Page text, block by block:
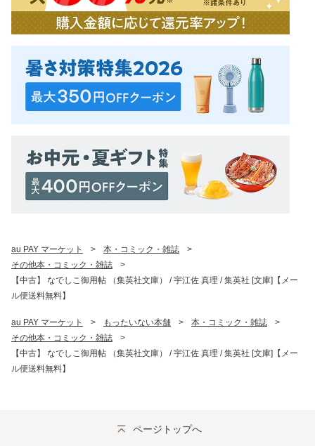
au PAY マーケット > 本・コミック・雑誌
>
その他本・コミック・雑誌
>
【中古】 なでしこ御用帖 （集英社文庫） / 宇江佐 真理 / 集英社 [文庫]【メー
ル便送料無料】
au PAY マーケット > もったいない本舗 > 本・コミック・雑誌
>
その他本・コミック・雑誌
>
【中古】 なでしこ御用帖 （集英社文庫） / 宇江佐 真理 / 集英社 [文庫]【メー
ル便送料無料】
ページトップへ